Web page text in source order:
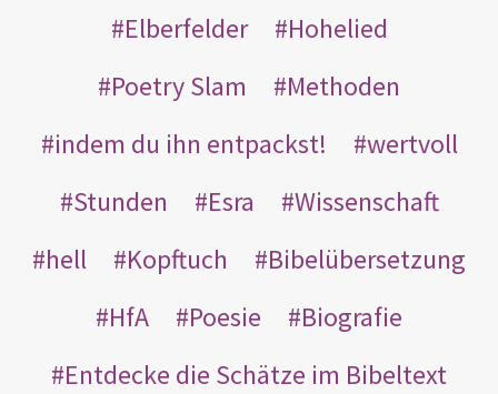
Elberfelder
Hohelied
Poetry Slam
Methoden
indem du ihn entpackst!
wertvoll
Stunden
Esra
Wissenschaft
hell
Kopftuch
Bibelübersetzung
HfA
Poesie
Biografie
Entdecke die Schätze im Bibeltext